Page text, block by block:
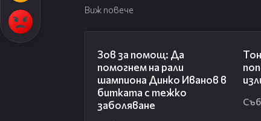
Виж повече
Зов за помощ: Да
помогнем на рали
шампиона Динко Иванов в
битката с тежко
заболяване